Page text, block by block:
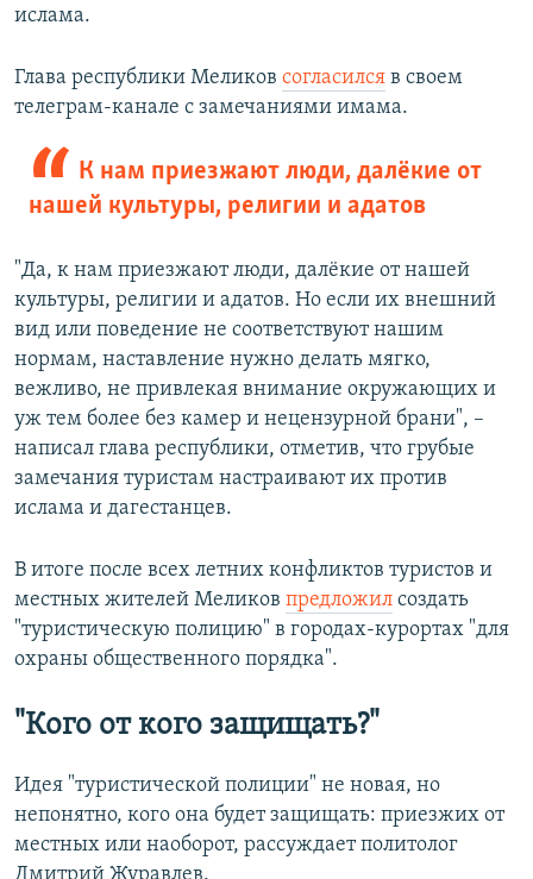
ислама.
Глава республики Меликов согласился в своем
телеграм-канале с замечаниями имама.
К нам приезжают люди, далёкие от
нашей культуры, религии и адатов
"Да, к нам приезжают люди, далёкие от нашей
культуры, религии и адатов. Но если их внешний
вид или поведение не соответствуют нашим
нормам, наставление нужно делать мягко,
вежливо, не привлекая внимание окружающих и
уж тем более без камер и нецензурной брани", –
написал глава республики, отметив, что грубые
замечания туристам настраивают их против
ислама и дагестанцев.
В итоге после всех летних конфликтов туристов и
местных жителей Меликов предложил создать
"туристическую полицию" в городах-курортах "для
охраны общественного порядка".
"Кого от кого защищать?"
Идея "туристической полиции" не новая, но
непонятно, кого она будет защищать: приезжих от
местных или наоборот, рассуждает политолог